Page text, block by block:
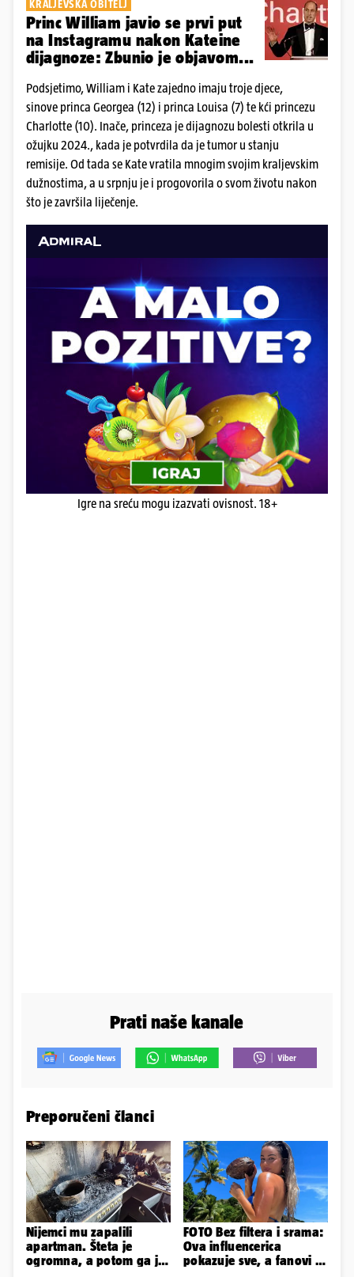
KRALJEVSKA OBITELJ
Princ William javio se prvi put
na Instagramu nakon Kateine
dijagnoze: Zbunio je objavom...
Podsjetimo, William i Kate zajedno imaju troje djece,
sinove princa Georgea (12) i princa Louisa (7) te kći princezu
Charlotte (10). Inače, princeza je dijagnozu bolesti otkrila u
ožujku 2024., kada je potvrdila da je tumor u stanju
remisije. Od tada se Kate vratila mnogim svojim kraljevskim
dužnostima, a u srpnju je i progovorila o svom životu nakon
što je završila liječenje.
Igre na sreću mogu izazvati ovisnost. 18+
Prati naše kanale
Preporučeni članci
Nijemci mu zapalili
apartman. Šteta je
ogromna, a potom ga je
FOTO Bez filtera i srama:
Ova influencerica
pokazuje sve, a fanovi je